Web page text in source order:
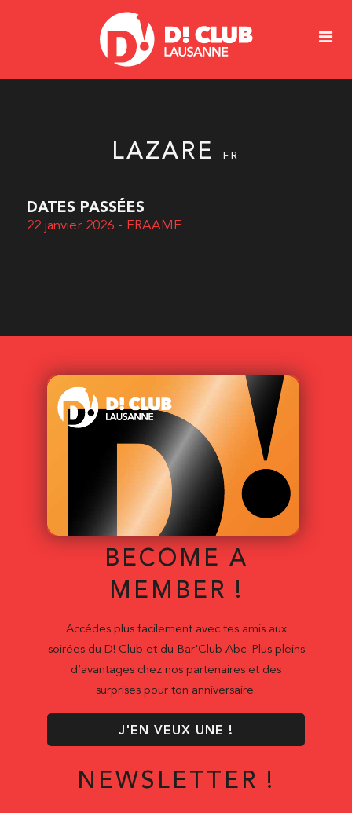
LAZARE FR
DATES PASSÉES
22 janvier 2026 - FRAAME
BECOME A
MEMBER !
Accédes plus facilement avec tes amis aux
soirées du D! Club et du Bar'Club Abc. Plus pleins
d’avantages chez nos partenaires et des
surprises pour ton anniversaire.
J'EN VEUX UNE !
NEWSLETTER !